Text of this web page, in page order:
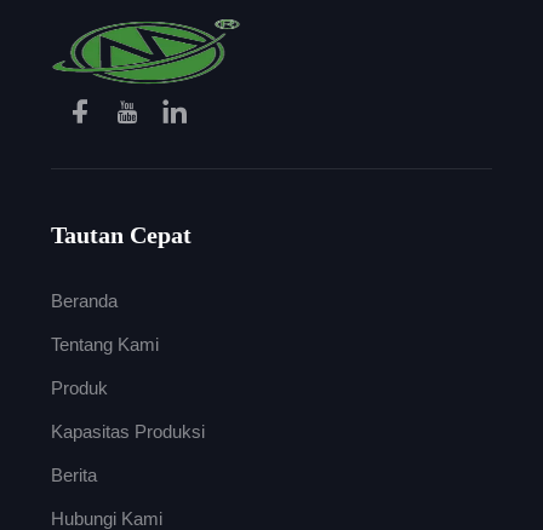
Tautan Cepat
Beranda
Tentang Kami
Produk
Kapasitas Produksi
Berita
Hubungi Kami